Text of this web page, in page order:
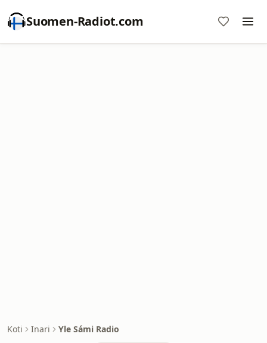
Suomen-Radiot.com
Koti Inari Yle Sámi Radio